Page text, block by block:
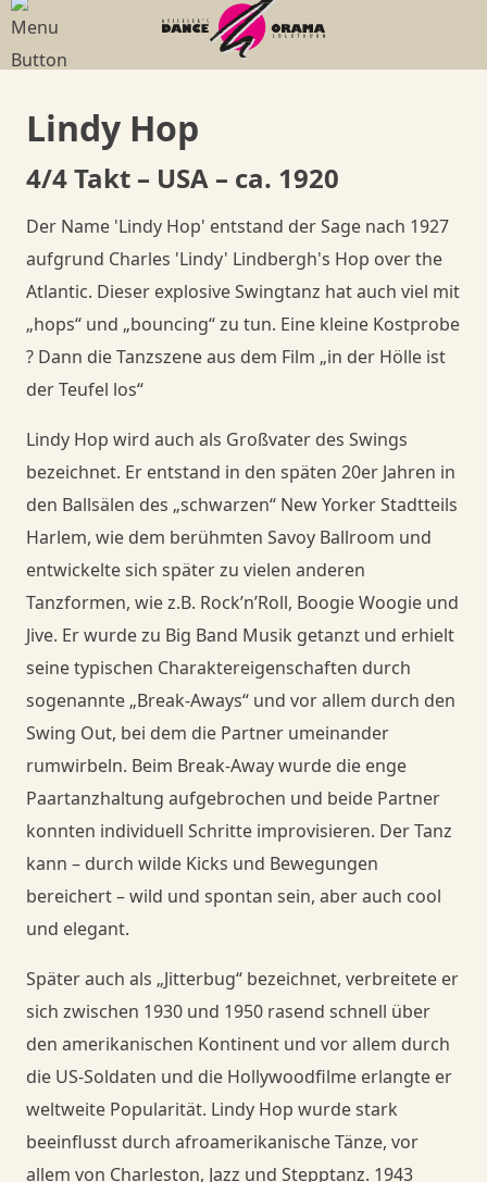
Lindy Hop
4/4 Takt – USA – ca. 1920
Der Name 'Lindy Hop' entstand der Sage nach 1927
aufgrund Charles 'Lindy' Lindbergh's Hop over the
Atlantic. Dieser explosive Swingtanz hat auch viel mit
„hops“ und „bouncing“ zu tun. Eine kleine Kostprobe
? Dann die Tanzszene aus dem Film „in der Hölle ist
der Teufel los“
Lindy Hop wird auch als Großvater des Swings
bezeichnet. Er entstand in den späten 20er Jahren in
den Ballsälen des „schwarzen“ New Yorker Stadtteils
Harlem, wie dem berühmten Savoy Ballroom und
entwickelte sich später zu vielen anderen
Tanzformen, wie z.B. Rock’n’Roll, Boogie Woogie und
Jive. Er wurde zu Big Band Musik getanzt und erhielt
seine typischen Charaktereigenschaften durch
sogenannte „Break-Aways“ und vor allem durch den
Swing Out, bei dem die Partner umeinander
rumwirbeln. Beim Break-Away wurde die enge
Paartanzhaltung aufgebrochen und beide Partner
konnten individuell Schritte improvisieren. Der Tanz
kann – durch wilde Kicks und Bewegungen
bereichert – wild und spontan sein, aber auch cool
und elegant.
Später auch als „Jitterbug“ bezeichnet, verbreitete er
sich zwischen 1930 und 1950 rasend schnell über
den amerikanischen Kontinent und vor allem durch
die US-Soldaten und die Hollywoodfilme erlangte er
weltweite Popularität. Lindy Hop wurde stark
beeinflusst durch afroamerikanische Tänze, vor
allem von Charleston, Jazz und Stepptanz. 1943
Menü
Senioren
Anlässe, Privatkurse, Privatunterricht
Member
Goodies
Shop
Danceorama Bern
Menü
Philosophie
Goodies
Danceorama Bern
Menü
Dies & Das
Member
Goodies
Shop
Danceorama Bern